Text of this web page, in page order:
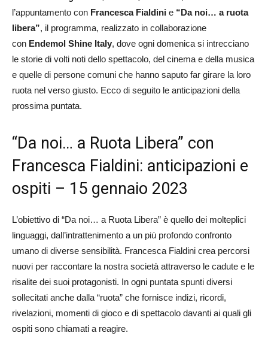
l’appuntamento con Francesca Fialdini e “Da noi… a ruota
libera”, il programma, realizzato in collaborazione
con Endemol Shine Italy, dove ogni domenica si intrecciano
le storie di volti noti dello spettacolo, del cinema e della musica
e quelle di persone comuni che hanno saputo far girare la loro
ruota nel verso giusto. Ecco di seguito le anticipazioni della
prossima puntata.
“Da noi… a Ruota Libera” con
Francesca Fialdini: anticipazioni e
ospiti – 15 gennaio 2023
L’obiettivo di “Da noi… a Ruota Libera” è quello dei molteplici
linguaggi, dall’intrattenimento a un più profondo confronto
umano di diverse sensibilità. Francesca Fialdini crea percorsi
nuovi per raccontare la nostra società attraverso le cadute e le
risalite dei suoi protagonisti. In ogni puntata spunti diversi
sollecitati anche dalla “ruota” che fornisce indizi, ricordi,
rivelazioni, momenti di gioco e di spettacolo davanti ai quali gli
ospiti sono chiamati a reagire.